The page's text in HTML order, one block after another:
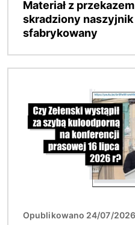
Materiał z
skradziony naszyjnik
sfabrykowany
Opublikowano 24/07/